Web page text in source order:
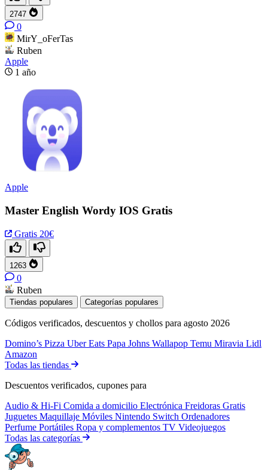
2747
0
MirY_oFerTas
Ruben
Apple
1 año
Apple
Master English Wordy IOS Gratis
Gratis 20€
1263
0
Ruben
Tiendas populares Categorías populares
Códigos verificados, descuentos y chollos para agosto 2026
Domino’s Pizza Uber Eats Papa Johns Wallapop Temu Miravia Lidl
Amazon
Todas las tiendas
Descuentos verificados, cupones para
Audio & Hi-Fi Comida a domicilio Electrónica Freidoras Gratis
Juguetes Maquillaje Móviles Nintendo Switch Ordenadores
Perfume Portátiles Ropa y complementos TV Videojuegos
Todas las categorías